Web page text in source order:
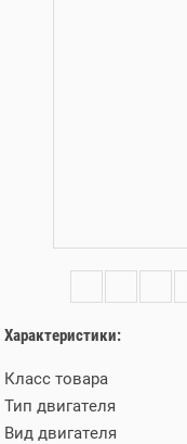
Характеристики:
Класс товара
Тип двигателя
Вид двигателя